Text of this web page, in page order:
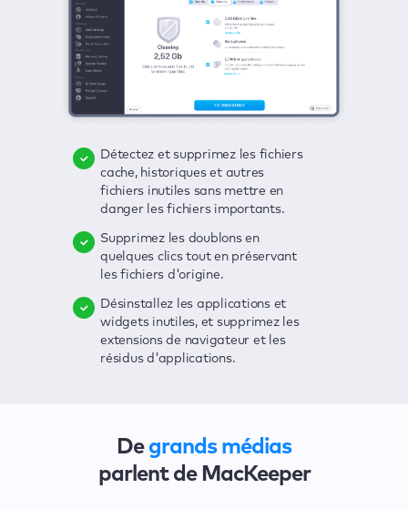
Détectez et supprimez les fichiers
cache, historiques et autres
fichiers inutiles sans mettre en
danger les fichiers importants.
Supprimez les doublons en
quelques clics tout en préservant
les fichiers d'origine.
Désinstallez les applications et
widgets inutiles, et supprimez les
extensions de navigateur et les
résidus d'applications.
Supprimez les virus, profitez d'une
protection en temps réel et
débarrassez-vous des logiciels
publicitaires d'un seul clic.
Gardez un œil sur vos mots de
passe, vos numéros de carte
bancaire et d'autres informations
instantanément des alertes en cas
de violation.
Sécurisez votre connexion et
D'un seul clic, vous recherchez la
présence de toutes sortes de
menaces sur votre Mac : fichiers
inutiles, virus, logiciels
obsolètes, etc.
Détectez les failles de sécurité
interface claire et pratique.
Solutionnez tous les problèmes en
quelques clics.
De grands médias
parlent de MacKeeper